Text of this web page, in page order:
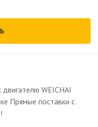
WEICHAI
Прямые поставки с